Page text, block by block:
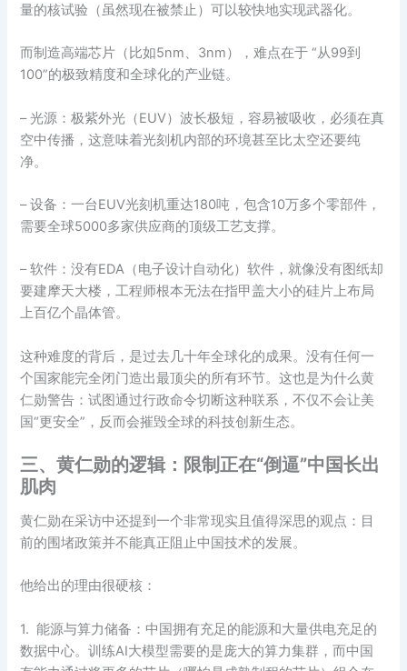
量的核试验（虽然现在被禁止）可以较快地实现武器化。
而制造高端芯片（比如5nm、3nm），难点在于 “从99到
100”的极致精度和全球化的产业链。
– 光源：极紫外光（EUV）波长极短，容易被吸收，必须在真
空中传播，这意味着光刻机内部的环境甚至比太空还要纯
净。
– 设备：一台EUV光刻机重达180吨，包含10万多个零部件，
需要全球5000多家供应商的顶级工艺支撑。
– 软件：没有EDA（电子设计自动化）软件，就像没有图纸却
要建摩天大楼，工程师根本无法在指甲盖大小的硅片上布局
上百亿个晶体管。
这种难度的背后，是过去几十年全球化的成果。没有任何一
个国家能完全闭门造出最顶尖的所有环节。这也是为什么黄
仁勋警告：试图通过行政命令切断这种联系，不仅不会让美
国“更安全”，反而会摧毁全球的科技创新生态。
三、黄仁勋的逻辑：限制正在“倒逼”中国长出
肌肉
黄仁勋在采访中还提到一个非常现实且值得深思的观点：目
前的围堵政策并不能真正阻止中国技术的发展。
他给出的理由很硬核：
1. 能源与算力储备：中国拥有充足的能源和大量供电充足的
数据中心。训练AI大模型需要的是庞大的算力集群，而中国